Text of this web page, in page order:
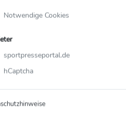
Notwendige Cookies
sportpresseportal.de
hCaptcha